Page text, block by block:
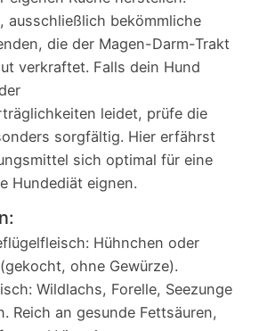
ausschließlich bekömmliche
die der Magen-Darm-Trakt
verkraftet. Falls dein Hund
leidet, prüfe die
sorgfältig. Hier erfährst
sich optimal für eine
Hundediät eignen.
Hühnchen oder
ohne Gewürze).
Wildlachs, Forelle, Seezunge
Reich an gesunde Fettsäuren,